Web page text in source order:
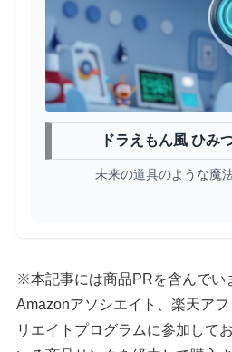
ドラえもん風 ひみ
未来の道具のような魔
※本記事には商品PRを含んでい
Amazonアソシエイト、楽天ア
リエイトプログラムに参加して